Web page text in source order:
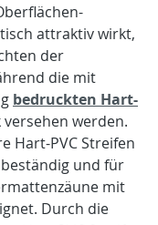
attraktiv wirkt,
der
die mit
bedruckten Hart-
werden.
Hart-PVC Streifen
und für
mit
Durch die